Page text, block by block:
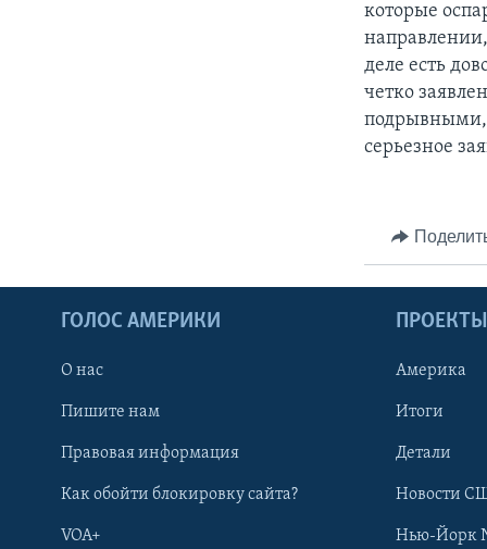
которые
деле есть
четко
подрывными,
серьезное
ГОЛОС АМЕРИКИ
О нас
Пишите нам
Правовая информация
Как обойти блокировку сайта?
VOA+
ПРОЕКТЫ
Америка
Итоги
Детали
Новости
Нью-Йорк